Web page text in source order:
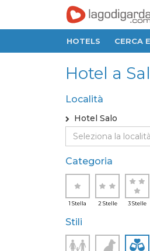
HOTELS CERCA
Hotel a
Località
Hotel Salo
Categoria
1 Stella 2 Stelle 3 Stelle
Stili